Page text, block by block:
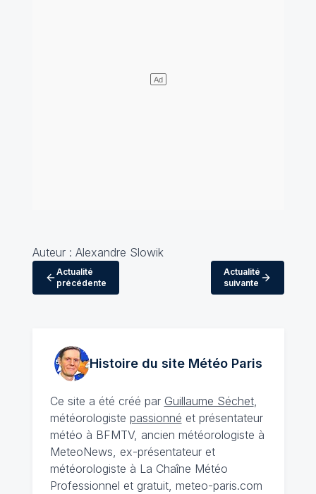
Auteur : Alexandre Slowik
Actualité
précédente
Actualité
suivante
Histoire du site MétéoParis
Ce site a été créé par Guillaume Séchet,
météorologiste passionné et présentateur
météo à BFMTV, ancien météorologiste à
MeteoNews, ex-présentateur et
météorologiste à La Chaîne Météo
Professionnel et gratuit, meteo-paris.com